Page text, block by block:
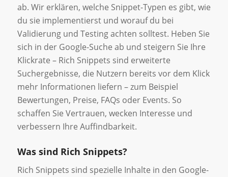
ab. Wir erklären, welche Snippet-Typen es gibt, wie
du sie implementierst und worauf du bei
Validierung und Testing achten solltest. Heben Sie
sich in der Google-Suche ab und steigern Sie Ihre
Klickrate – Rich Snippets sind erweiterte
Suchergebnisse, die Nutzern bereits vor dem Klick
mehr Informationen liefern – zum Beispiel
Bewertungen, Preise, FAQs oder Events. So
schaffen Sie Vertrauen, wecken Interesse und
verbessern Ihre Auffindbarkeit.
Was sind Rich Snippets?
Rich Snippets sind spezielle Inhalte in den Google-